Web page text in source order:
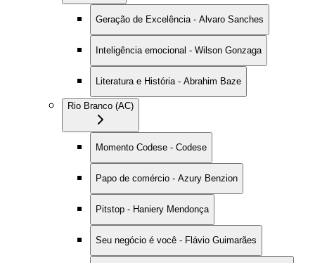
Geração de Excelência - Alvaro Sanches
Inteligência emocional - Wilson Gonzaga
Literatura e História - Abrahim Baze
Rio Branco (AC)
Momento Codese - Codese
Papo de comércio - Azury Benzion
Pitstop - Haniery Mendonça
Seu negócio é você - Flávio Guimarães